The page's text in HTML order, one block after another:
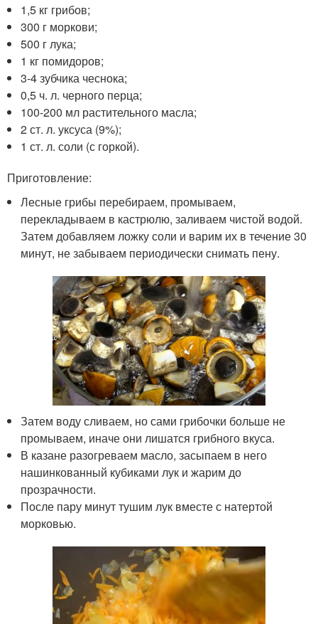
1,5 кг грибов;
300 г моркови;
500 г лука;
1 кг помидоров;
3-4 зубчика чеснока;
0,5 ч. л. черного перца;
100-200 мл растительного масла;
2 ст. л. уксуса (9%);
1 ст. л. соли (с горкой).
Приготовление:
Лесные грибы перебираем, промываем,
перекладываем в кастрюлю, заливаем чистой водой.
Затем добавляем ложку соли и варим их в течение 30
минут, не забываем периодически снимать пену.
Затем воду сливаем, но сами грибочки больше не
промываем, иначе они лишатся грибного вкуса.
В казане разогреваем масло, засыпаем в него
нашинкованный кубиками лук и жарим до
прозрачности.
После пару минут тушим лук вместе с натертой
морковью.